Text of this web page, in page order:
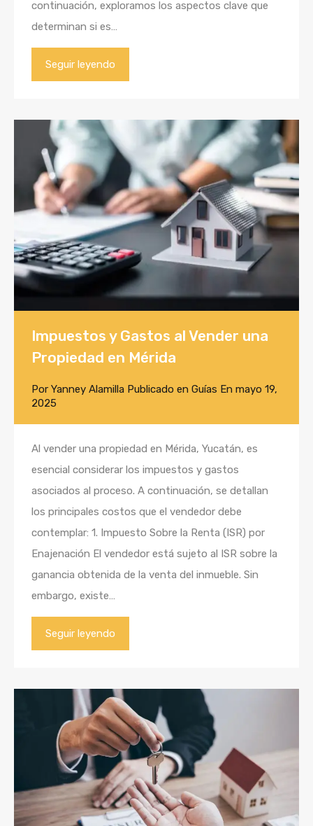
continuación, exploramos los aspectos clave que
determinan si es…
Seguir leyendo
Impuestos y Gastos al Vender una
Propiedad en Mérida
Por Yanney Alamilla Publicado en Guías En mayo 19,
2025
Al vender una propiedad en Mérida, Yucatán, es
esencial considerar los impuestos y gastos
asociados al proceso. A continuación, se detallan
los principales costos que el vendedor debe
contemplar: 1. Impuesto Sobre la Renta (ISR) por
Enajenación El vendedor está sujeto al ISR sobre la
ganancia obtenida de la venta del inmueble. Sin
embargo, existe…
Seguir leyendo